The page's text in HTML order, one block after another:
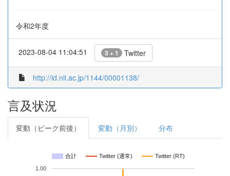
令和2年度
2023-08-04 11:04:51 3 + 1 Twitter
http://id.nii.ac.jp/1144/00001138/
言及状況
変動（ピーク前後） 変動（月別） 分布
合計 Twitter (通常) Twitter (RT)
1.00